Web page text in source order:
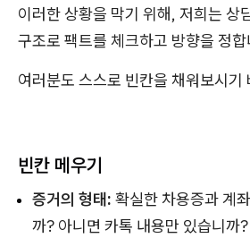
이러한 상황을 막기 위해, 저희는 상
구조로 팩트를 체크하고 방향을 정합
여러분도 스스로 빈칸을 채워보시기
빈칸 메우기
증거의 형태: 확실한 차용증과 계
까? 아니면 카톡 내용만 있습니까?